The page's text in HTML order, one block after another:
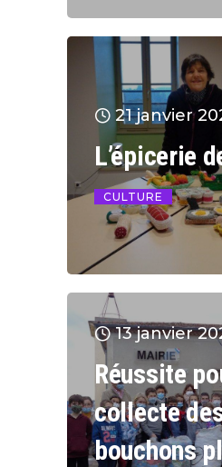
21 janvier
L’épicerie
CULTURE
13 janvier
Réussite
collecte
bouchons